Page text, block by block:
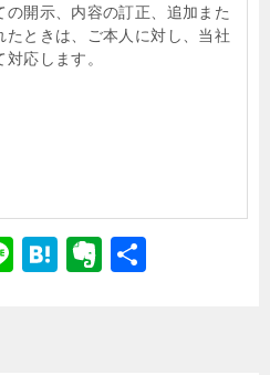
の開示、内容の訂正、追加また
たときは、ご本人に対し、当社
応します。
Li
H
E